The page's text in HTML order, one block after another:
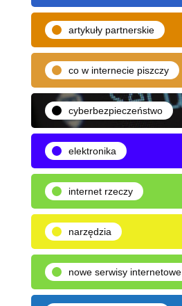
artykuły partnerskie
co w internecie piszczy
cyberbezpieczeństwo
elektronika
internet rzeczy
narzędzia
nowe serwisy internetowe